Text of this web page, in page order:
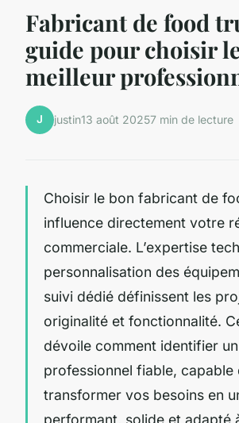
Fabricant de food
guide pour choisir
meilleur
J justin13 août 20257 min de lecture
Choisir le bon fabricant de
influence directement votre
commerciale. L’expertise
personnalisation des
suivi dédié définissent les
originalité et fonctionnalité.
dévoile comment identifier un
professionnel fiable, capable
transformer vos besoins en
performant, solide et adapté